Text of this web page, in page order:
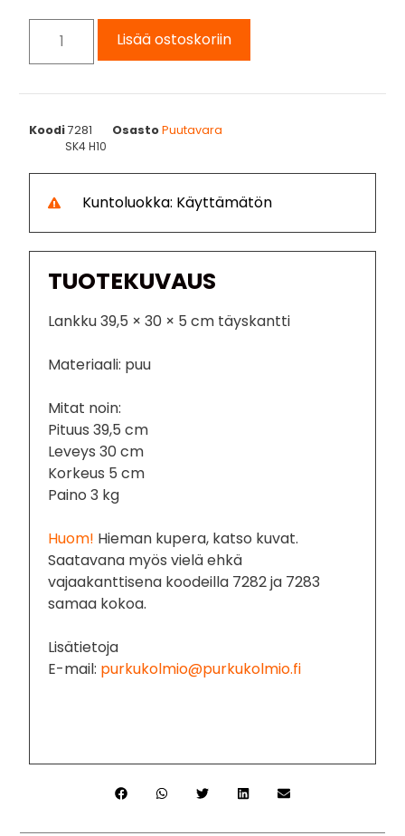
Lisää ostoskoriin
Koodi7281 OsastoPuutavara
SK4 H10
Kuntoluokka: Käyttämätön
TUOTEKUVAUS
Lankku 39,5 × 30 × 5 cm täyskantti
Materiaali: puu
Mitat noin:
Pituus 39,5 cm
Leveys 30 cm
Korkeus 5 cm
Paino 3 kg
Huom! Hieman kupera, katso kuvat.
Saatavana myös vielä ehkä
vajaakanttisena koodeilla 7282 ja 7283
samaa kokoa.
Lisätietoja
E-mail: purkukolmio@purkukolmio.fi